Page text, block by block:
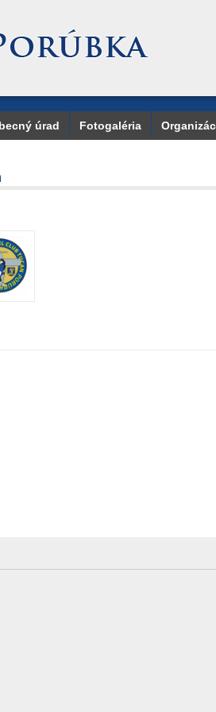
úrad Fotogaléria